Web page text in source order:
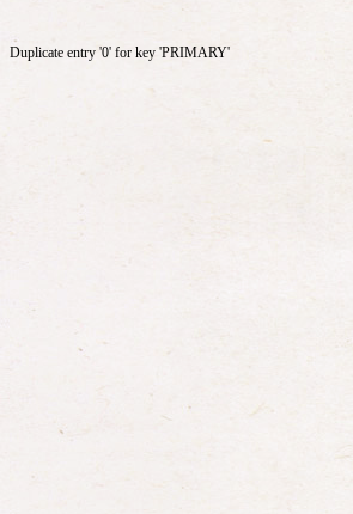
Duplicate entry '0' for key 'PRIMARY'